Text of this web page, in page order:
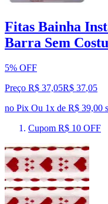
Fitas Bainha
Barra Sem
5% OFF
Preço R$ 37,05R$ 37,05
no Pix Ou 1x de R$ 39,00
Cupom R$ 10 OFF